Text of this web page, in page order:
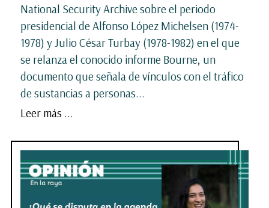
National Security Archive sobre el periodo
presidencial de Alfonso López Michelsen (1974-
1978) y Julio César Turbay (1978-1982) en el que
se relanza el conocido informe Bourne, un
documento que señala de vínculos con el tráfico
de sustancias a personas...
Leer más ...